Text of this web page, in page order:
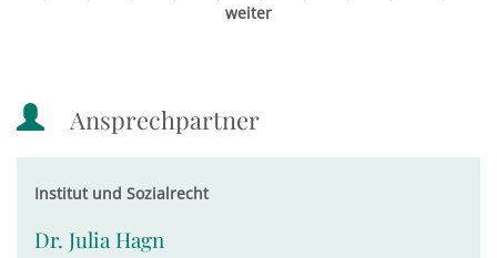
weiter
Ansprechpartner
Institut und Sozialrecht
Dr. Julia Hagn